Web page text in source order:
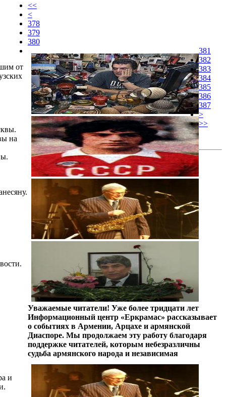
от
на
и
<<
<
378
379
380
381
382
383
384
385
386
387
>
>>
Уважаемые читатели! Уже более тридцати лет
Информационный центр «Еркрамас» рассказывает
о событиях в Армении, Арцахе и армянской
Диаспоре. Мы продолжаем эту работу благодаря
поддержке читателей, которым небезразличны
судьба армянского народа и независимая